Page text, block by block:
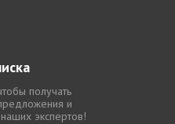
получать
и
экспертов!